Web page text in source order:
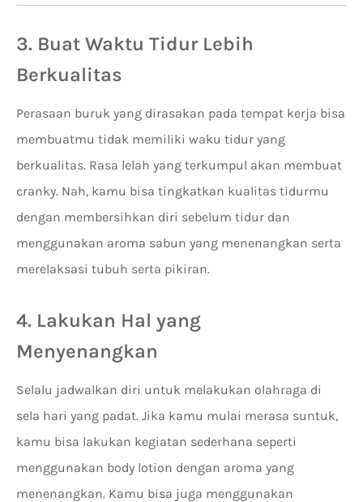
3. Buat Waktu Tidur Lebih
Berkualitas
Perasaan buruk yang dirasakan pada tempat kerja bisa
membuatmu tidak memiliki waku tidur yang
berkualitas. Rasa lelah yang terkumpul akan membuat
cranky. Nah, kamu bisa tingkatkan kualitas tidurmu
dengan membersihkan diri sebelum tidur dan
menggunakan aroma sabun yang menenangkan serta
merelaksasi tubuh serta pikiran.
4. Lakukan Hal yang
Menyenangkan
Selalu jadwalkan diri untuk melakukan olahraga di
sela hari yang padat. Jika kamu mulai merasa suntuk,
kamu bisa lakukan kegiatan sederhana seperti
menggunakan body lotion dengan aroma yang
menenangkan. Kamu bisa juga menggunakan